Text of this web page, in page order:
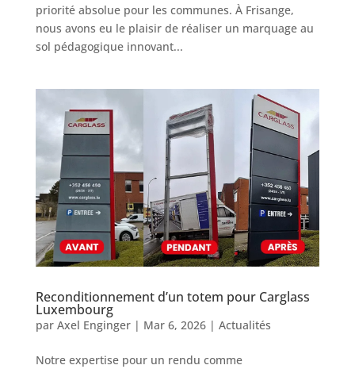
priorité absolue pour les communes. À Frisange,
nous avons eu le plaisir de réaliser un marquage au
sol pédagogique innovant...
Reconditionnement d’un totem pour Carglass
Luxembourg
par Axel Enginger| Mar 6, 2026| Actualités
Notre expertise pour un rendu comme